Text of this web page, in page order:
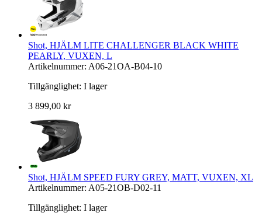
Shot, HJÄLM LITE CHALLENGER BLACK WHITE
PEARLY, VUXEN, L
Artikelnummer: A06-21OA-B04-10
Tillgänglighet: I lager
3 899,00 kr
Shot, HJÄLM SPEED FURY GREY, MATT, VUXEN, XL
Artikelnummer: A05-21OB-D02-11
Tillgänglighet: I lager